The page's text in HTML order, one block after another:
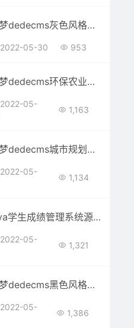
织梦dedecms灰色风格机电设备公司网站模板
2022-05-30 953
织梦dedecms环保农业农林公司网站模板
2022-05-
1,163
织梦dedecms城市规划园林景观绿化企业网站模板(带手机移动端)
2022-05-
1,134
java学生成绩管理系统源码
2022-05-
1,321
织梦dedecms黑色风格餐饮美食企业网站模板(带手机移动端)
2022-05-
1,386